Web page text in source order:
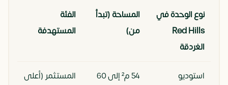
نوع الوحدة في
Red Hills
الغردقة
المساحة (تبدأ
من)
الفئة
المستهدفة
استوديو
54 م² إلى 60
المستثمر (أعلى